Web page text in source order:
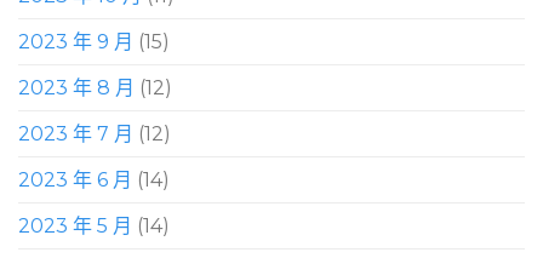
2023 年 9 月 (15)
2023 年 8 月 (12)
2023 年 7 月 (12)
2023 年 6 月 (14)
2023 年 5 月 (14)